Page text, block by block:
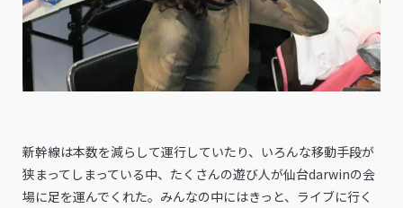
新幹線は本数を減らして運行していたり、いろんな移動手段が
狭まってしまっている中、たくさんの遊び人が仙台darwinの会
場に足を運んでくれた。みんなの中にはきっと、ライブに行く